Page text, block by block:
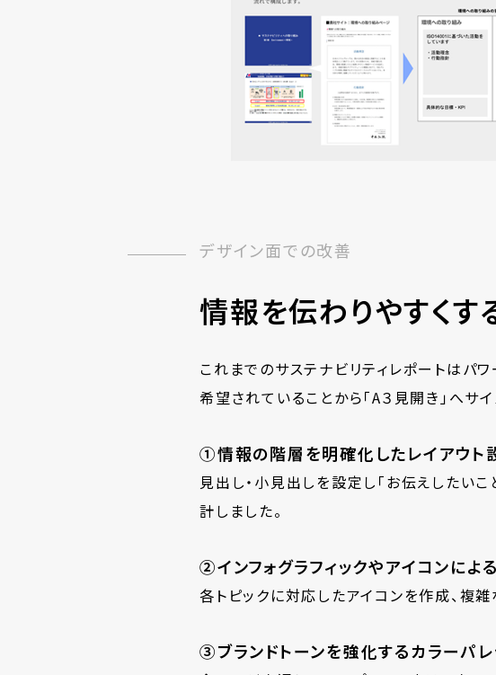
デザイン面での改善
情報を伝わりやすくす
これまでのサステナビリティレポートはパ
希望されていることから「A３見開き」へサ
①情報の階層を明確化したレイアウト
見出し・小見出しを設定し「お伝えしたい
計しました。
②インフォグラフィックやアイコンによ
各トピックに対応したアイコンを作成、複
③ブランドトーンを強化するカラーパレ